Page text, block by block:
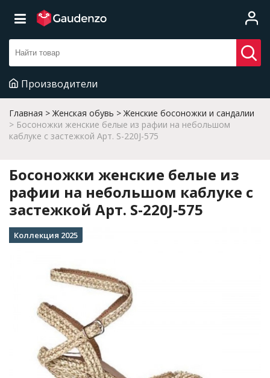
Производители
Главная Женская обувь
Женские босоножки и сандалии
Босоножки женские белые из рафии на небольшом
каблуке с застежкой Арт. S-220J-575
Босоножки женские белые из
рафии на небольшом каблуке с
застежкой Арт. S-220J-575
Коллекция 2025